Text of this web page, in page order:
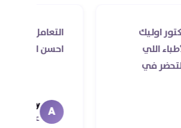
التعامل راقي جدا و
احسن الدكاتره الي
Ahmed Magdy
عميل الأونلاين